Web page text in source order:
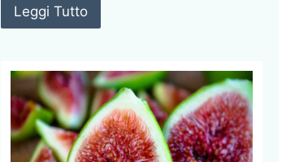
Leggi Tutto